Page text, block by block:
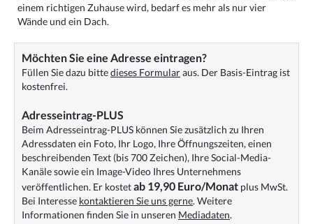
einem richtigen Zuhause wird, bedarf es mehr als nur vier
Wände und ein Dach.
Möchten Sie eine Adresse eintragen?
Füllen Sie dazu bittedieses Formularaus. Der Basis-Eintrag ist
kostenfrei.
Adresseintrag-PLUS
Beim Adresseintrag-PLUS können Sie zusätzlich zu Ihren
Adressdaten ein Foto, Ihr Logo, Ihre Öffnungszeiten, einen
beschreibenden Text (bis 700 Zeichen), Ihre Social-Media-
Kanäle sowie ein Image-Video Ihres Unternehmens
veröffentlichen. Er kostetab 19,90 Euro/Monat plus MwSt.
Bei Interesse kontaktieren Sie uns gerne. Weitere
Informationen finden Sie in unseren Mediadaten.